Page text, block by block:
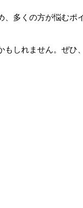
多くの方が悩むポ
しれません。ぜひ